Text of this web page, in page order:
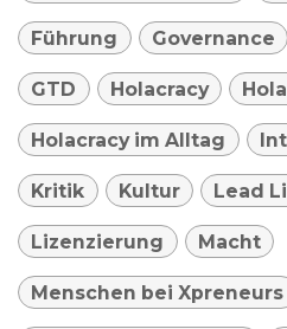
Führung Governance
GTD Holacracy
Holacracy im Alltag
Kritik Kultur Lead
Lizenzierung Macht
Menschen bei Xpreneurs